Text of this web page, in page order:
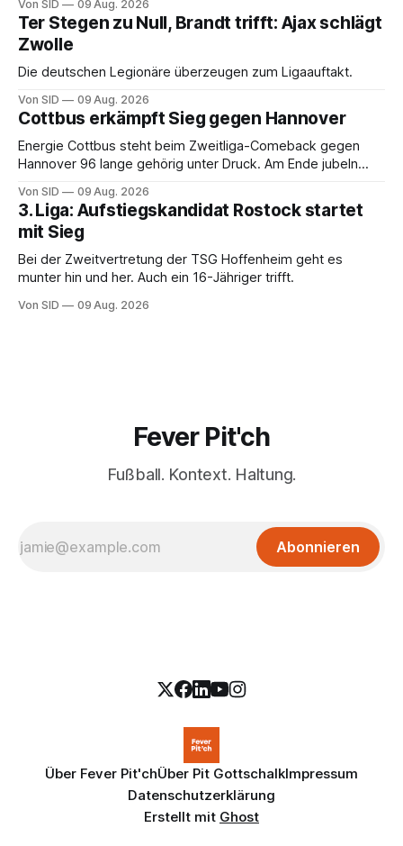
Von SID 09 Aug. 2026
Ter Stegen zu Null, Brandt trifft: Ajax schlägt
Zwolle
Die deutschen Legionäre überzeugen zum Ligaauftakt.
Von SID 09 Aug. 2026
Cottbus erkämpft Sieg gegen Hannover
Energie Cottbus steht beim Zweitliga-Comeback gegen
Hannover 96 lange gehörig unter Druck. Am Ende jubeln
Von SID 09 Aug. 2026
3. Liga: Aufstiegskandidat Rostock startet
mit Sieg
Bei der Zweitvertretung der TSG Hoffenheim geht es
munter hin und her. Auch ein 16-Jähriger trifft.
Von SID 09 Aug. 2026
Fever Pit'ch
Fußball. Kontext. Haltung.
Abonnieren
Über Fever Pit'chÜber Pit GottschalkImpressum
Datenschutzerklärung
Erstellt mit Ghost